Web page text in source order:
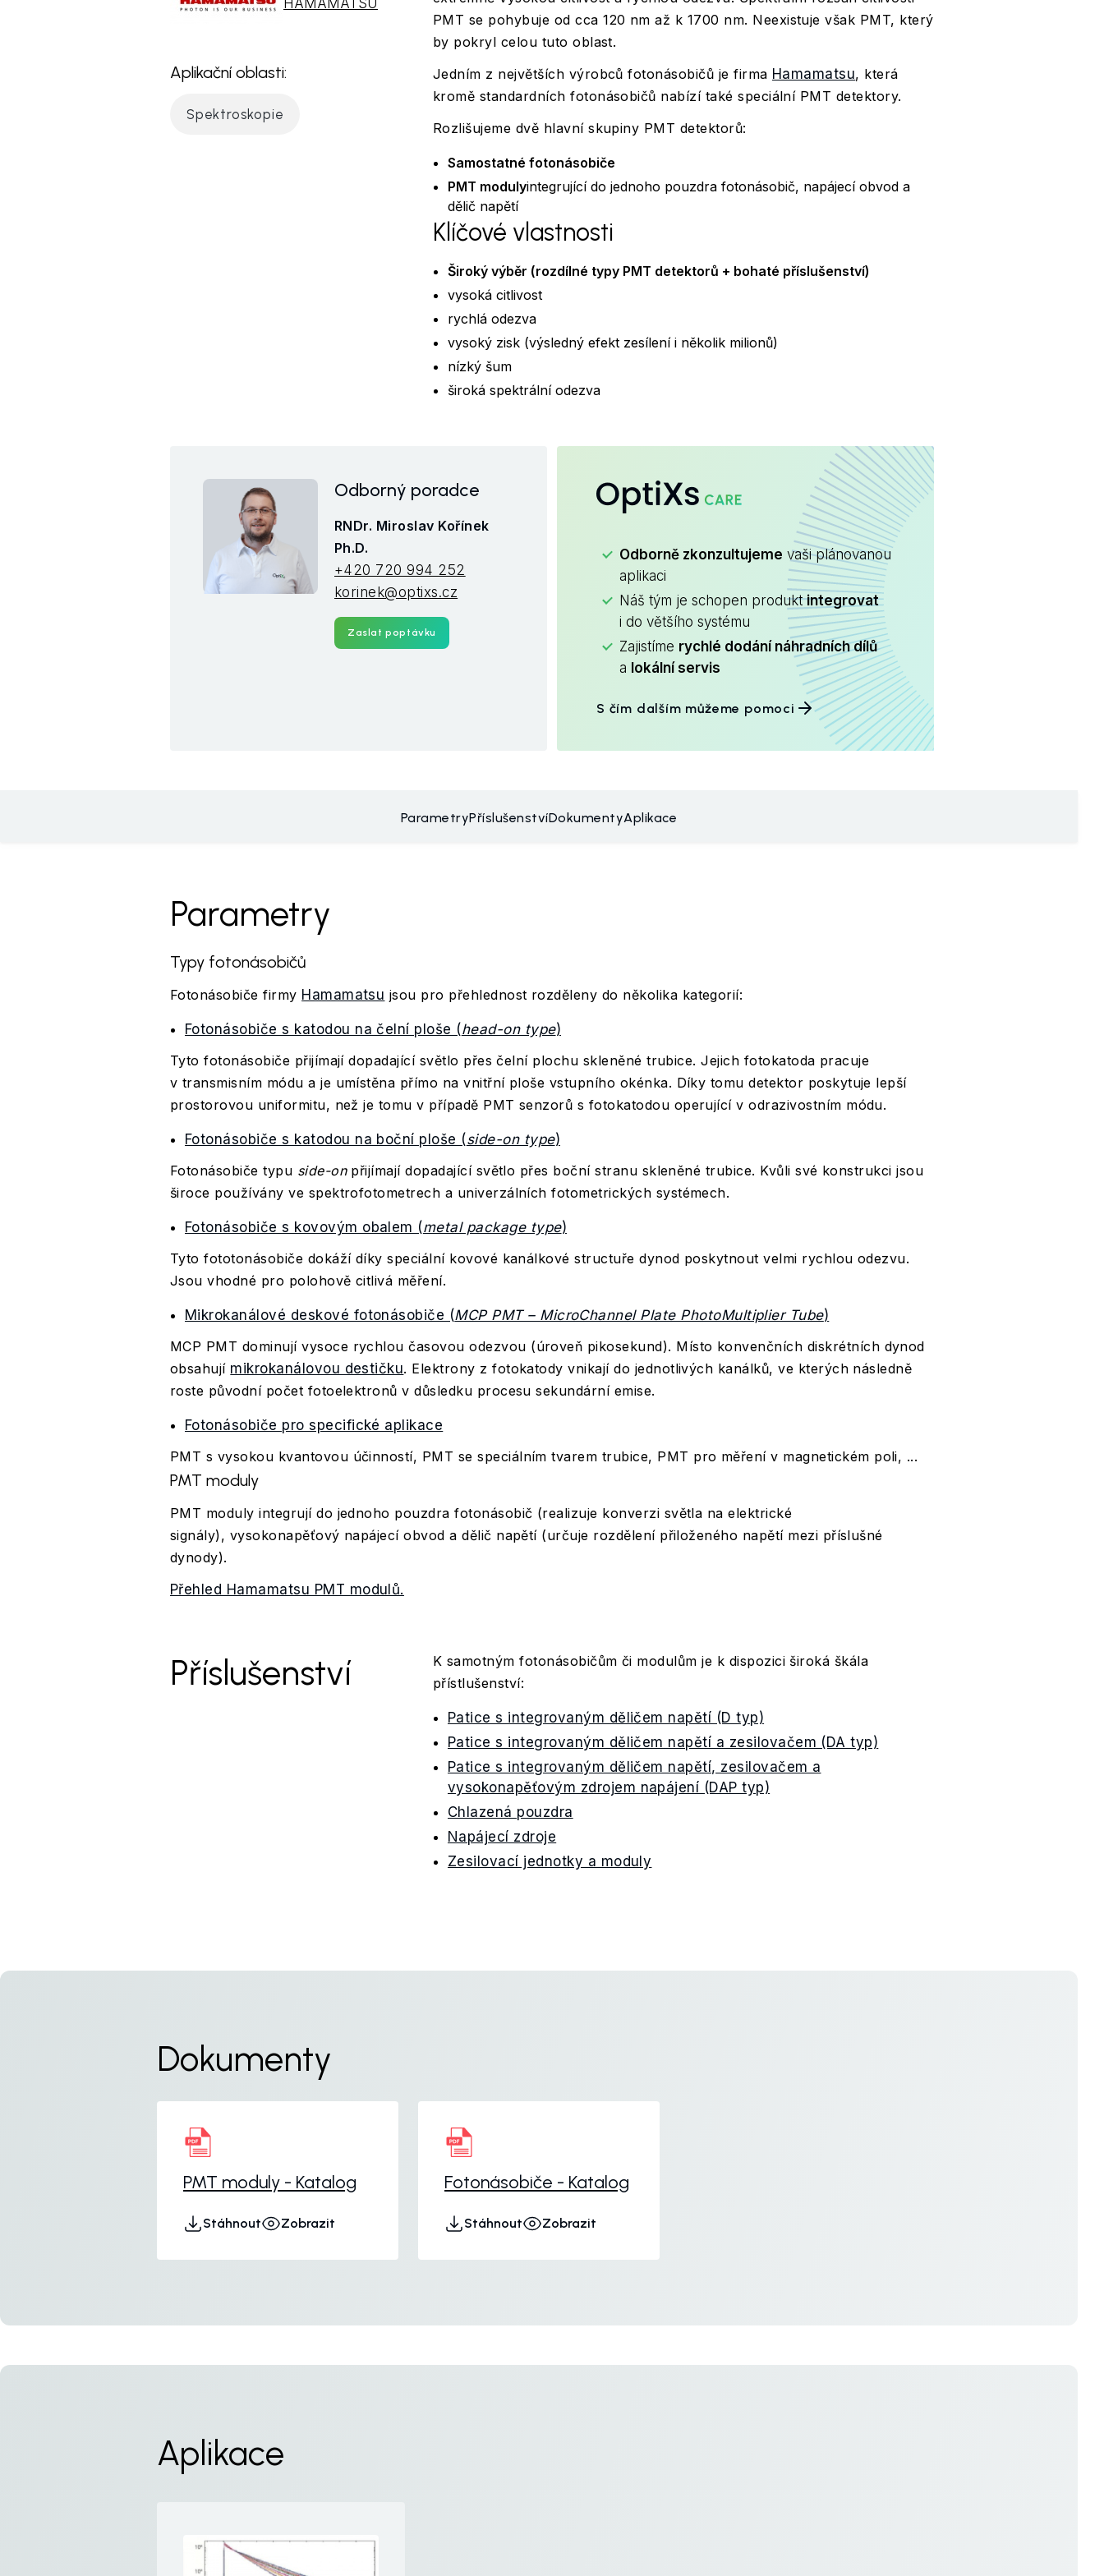
Aplikační oblasti:
Spektroskopie
PMT se pohybuje od cca 120 nm až k 1700 nm. Neexistuje však PMT, který
by pokryl celou tuto oblast.
Jedním z největších výrobců fotonásobičů je firma Hamamatsu, která
kromě standardních fotonásobičů nabízí také speciální PMT detektory.
Rozlišujeme dvě hlavní skupiny PMT detektorů:
Samostatné fotonásobiče
PMT modulyintegrující do jednoho pouzdra fotonásobič, napájecí obvod a
dělič napětí
Klíčové vlastnosti
Široký výběr (rozdílné typy PMT detektorů + bohaté příslušenství)
vysoká citlivost
rychlá odezva
vysoký zisk (výsledný efekt zesílení i několik milionů)
nízký šum
široká spektrální odezva
Odborný poradce
RNDr. Miroslav Kořínek
Ph.D.
+420 720 994 252
korinek@optixs.cz
Zaslat poptávku
OptiXsCARE
Odborně zkonzultujeme vaši plánovanou
aplikaci
Náš tým je schopen produktintegrovat
i do většího systému
Zajistíme rychlé dodání náhradních dílů
a lokální servis
S čím dalším můžeme pomoci
ParametryPříslušenstvíDokumentyAplikace
Parametry
Typy fotonásobičů
Fotonásobiče firmy Hamamatsu jsou pro přehlednost rozděleny do několika kategorií:
Fotonásobiče s katodou na čelní ploše (head-on type)
Tyto fotonásobiče přijímají dopadající světlo přes čelní plochu skleněné trubice. Jejich fotokatoda pracuje
v transmisním módu a je umístěna přímo na vnitřní ploše vstupního okénka. Díky tomu detektor poskytuje lepší
prostorovou uniformitu, než je tomu v případě PMT senzorů s fotokatodou operující v odrazivostním módu.
Fotonásobiče s katodou na boční ploše (side-on type)
Fotonásobiče typu side-onpřijímají dopadající světlo přes boční stranu skleněné trubice. Kvůli své konstrukci jsou
široce používány ve spektrofotometrech a univerzálních fotometrických systémech.
Fotonásobiče s kovovým obalem (metal package type)
Tyto fototonásobiče dokáží díky speciální kovové kanálkové structuře dynod poskytnout velmi rychlou odezvu.
Jsou vhodné pro polohově citlivá měření.
Mikrokanálové deskové fotonásobiče (MCP PMT – MicroChannel Plate PhotoMultiplier Tube)
MCP PMT dominují vysoce rychlou časovou odezvou (úroveň pikosekund). Místo konvenčních diskrétních dynod
obsahují mikrokanálovou destičku. Elektrony z fotokatody vnikají do jednotlivých kanálků, ve kterých následně
roste původní počet fotoelektronů v důsledku procesu sekundární emise.
Fotonásobiče pro specifické aplikace
PMT s vysokou kvantovou účinností, PMT se speciálním tvarem trubice, PMT pro měření v magnetickém poli, ...
PMT moduly
PMT moduly integrují do jednoho pouzdra fotonásobič (realizuje konverzi světla na elektrické
signály), vysokonapěťový napájecí obvod a dělič napětí (určuje rozdělení přiloženého napětí mezi příslušné
dynody).
Přehled Hamamatsu PMT modulů.
Příslušenství
K samotným fotonásobičům či modulům je k dispozici široká škála
přístlušenství:
Patice s integrovaným děličem napětí (D typ)
Patice s integrovaným děličem napětí a zesilovačem (DA typ)
Patice s integrovaným děličem napětí, zesilovačem a
vysokonapěťovým zdrojem napájení (DAP typ)
Chlazená pouzdra
Napájecí zdroje
Zesilovací jednotky a moduly
Dokumenty
PMT moduly - Katalog
Stáhnout Zobrazit
Fotonásobiče - Katalog
Stáhnout Zobrazit
Aplikace